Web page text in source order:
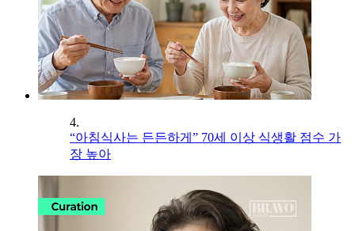
4.
“아침식사는 든든하게” 70세 이상 식생활 점수 가
장 높아